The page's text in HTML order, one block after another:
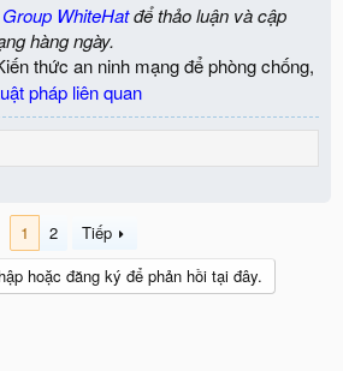
Group WhiteHatđể thảo luận và cập
hàng ngày.
thức an ninh mạng để phòng chống,
pháp liên quan
1 2
Tiếp
hoặc đăng ký để phản hồi tại đây.